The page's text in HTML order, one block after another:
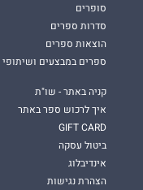
סופרים
סדרות ספרים
הוצאות ספרים
ספרים במבצעים
קניה באתר - שו"ת
איך לרכוש ספר באתר
GIFT CARD
ביטול עסקה
אינדיבלוג
הצהרת נגישות